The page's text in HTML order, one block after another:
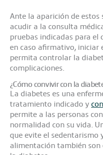
Ante la aparición de estos
acudir a la consulta
pruebas indicadas para el
en caso afirmativo,
permita controlar la
complicaciones.
¿Cómo convivir con la
La diabetes es una
tratamiento indicado y
permite a las personas
normalidad con su vida.
que evite el sedentarismo
alimentación también son